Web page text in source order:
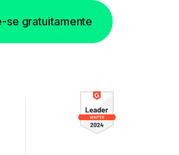
se gratuitamente